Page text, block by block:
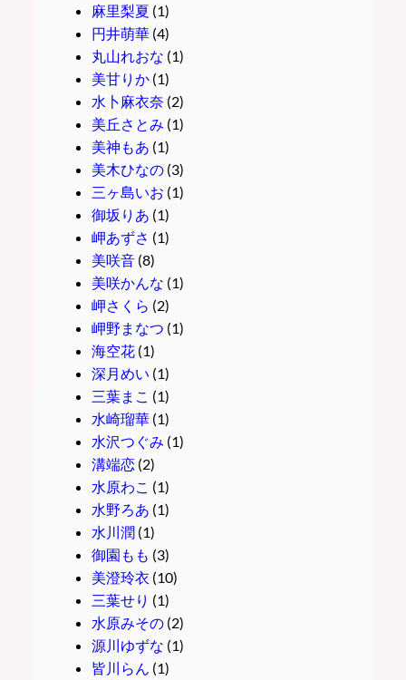
麻里梨夏 (1)
円井萌華(4)
丸山れおな (1)
美甘りか(1)
水卜麻衣奈 (2)
美丘さとみ (1)
美神もあ (1)
美木ひなの(3)
三ヶ島いお (1)
御坂りあ (1)
岬あずさ (1)
美咲音(8)
美咲かんな (1)
岬さくら (2)
岬野まなつ (1)
海空花(1)
深月めい (1)
三葉まこ (1)
水崎瑠華(1)
水沢つぐみ (1)
溝端恋(2)
水原わこ (1)
水野ろあ (1)
水川潤(1)
御園もも (3)
美澄玲衣 (10)
三葉せり (1)
水原みその(2)
源川ゆずな (1)
皆川らん (1)